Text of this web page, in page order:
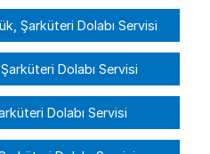
Şarküteri Dolabı Servisi
Dolabı Servisi
Dolabı Servisi